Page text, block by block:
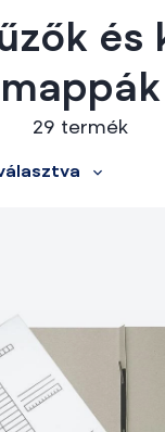
és
mappák
29 termék